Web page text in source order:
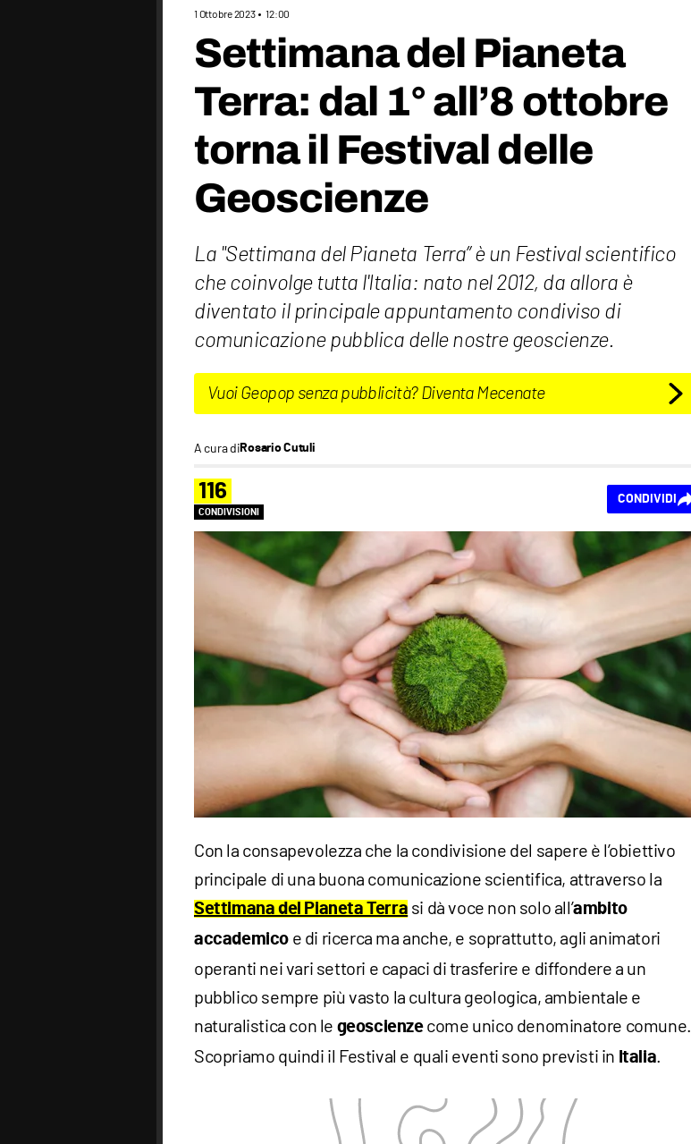
1 Ottobre 2023 12:00
Settimana del Pianeta
Terra: dal 1° all’8 ottobre
torna il Festival delle
Geoscienze
La "Settimana del Pianeta Terra” è un Festival scientifico
che coinvolge tutta l'Italia: nato nel 2012, da allora è
diventato il principale appuntamento condiviso di
comunicazione pubblica delle nostre geoscienze.
Vuoi Geopop senza pubblicità? Diventa Mecenate
A cura diRosario Cutuli
116
CONDIVISIONI
CONDIVIDI
Con la consapevolezza che la condivisione del sapere è l’obiettivo
principale di una buona comunicazione scientifica, attraverso la
Settimana del Pianeta Terra si dà voce non solo all’ambito
accademico e di ricerca ma anche, e soprattutto, agli animatori
operanti nei vari settori e capaci di trasferire e diffondere a un
pubblico sempre più vasto la cultura geologica, ambientale e
naturalistica con le geoscienzecome unico denominatore comune.
Scopriamo quindi il Festival e quali eventi sono previsti in Italia.